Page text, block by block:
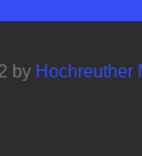
by Hochreuther